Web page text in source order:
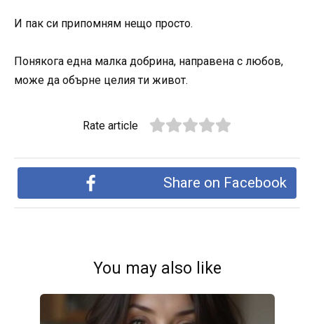
И пак си припомням нещо просто.
Понякога една малка добрина, направена с любов,
може да обърне целия ти живот.
Rate article
Share on Facebook
You may also like